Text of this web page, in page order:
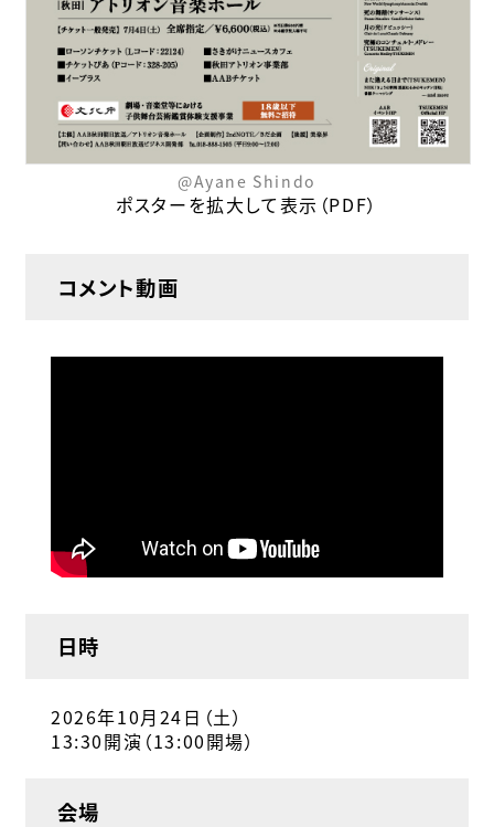
@Ayane Shindo
ポスターを拡大して表示（PDF）
コメント動画
日時
2026年10月24日（土）
13:30開演（13:00開場）
会場